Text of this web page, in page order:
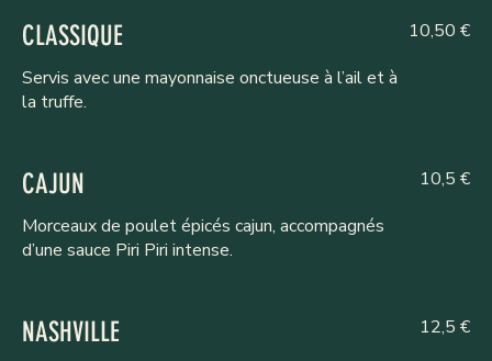
CLASSIQUE
Servis avec une mayonnaise onctueuse à l’ail et à
la truffe.
10,50 €
CAJUN
Morceaux de poulet épicés cajun, accompagnés
d’une sauce Piri Piri intense.
10,5 €
NASHVILLE 12,5 €